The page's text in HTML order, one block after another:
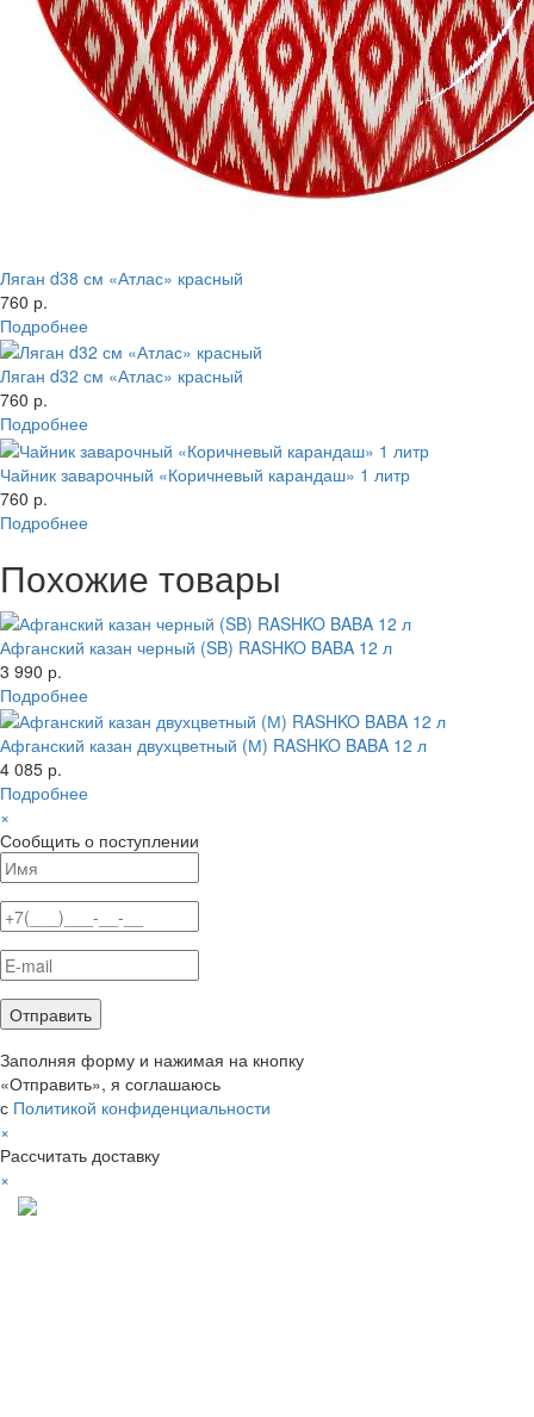
Ляган d38 см «Атлас» красный
760 р.
Подробнее
Ляган d32 см «Атлас» красный
760 р.
Подробнее
Чайник заварочный «Коричневый карандаш» 1 литр
760 р.
Подробнее
Похожие товары
Афганский казан черный (SB) RASHKO BABA 12 л
3 990 р.
Подробнее
Афганский казан двухцветный (М) RASHKO BABA 12 л
4 085 р.
Подробнее
×
Сообщить о поступлении
Заполняя форму и нажимая на кнопку
«Отправить», я соглашаюсь
с Политикой конфиденциальности
×
Рассчитать доставку
×